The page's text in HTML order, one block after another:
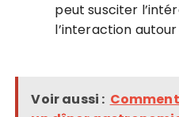
peut susciter
l’interaction
Voir aussi :